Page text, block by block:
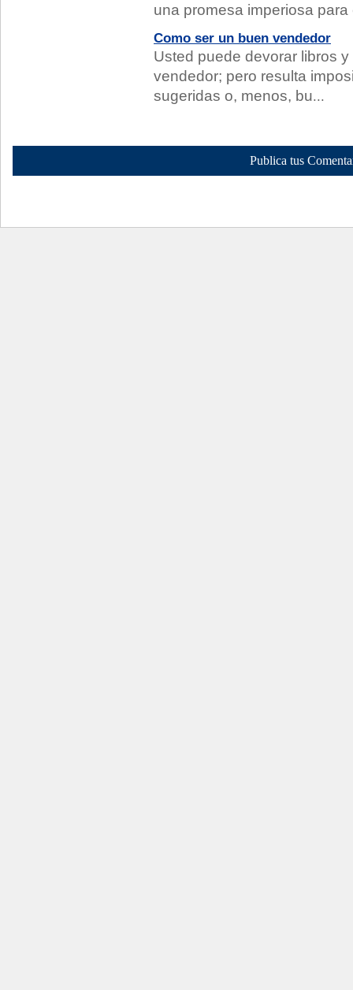
una promesa imperiosa para
Como ser un buen vendedor
Usted puede devorar libros
vendedor; pero resulta
sugeridas o, menos, bu...
Publica tus